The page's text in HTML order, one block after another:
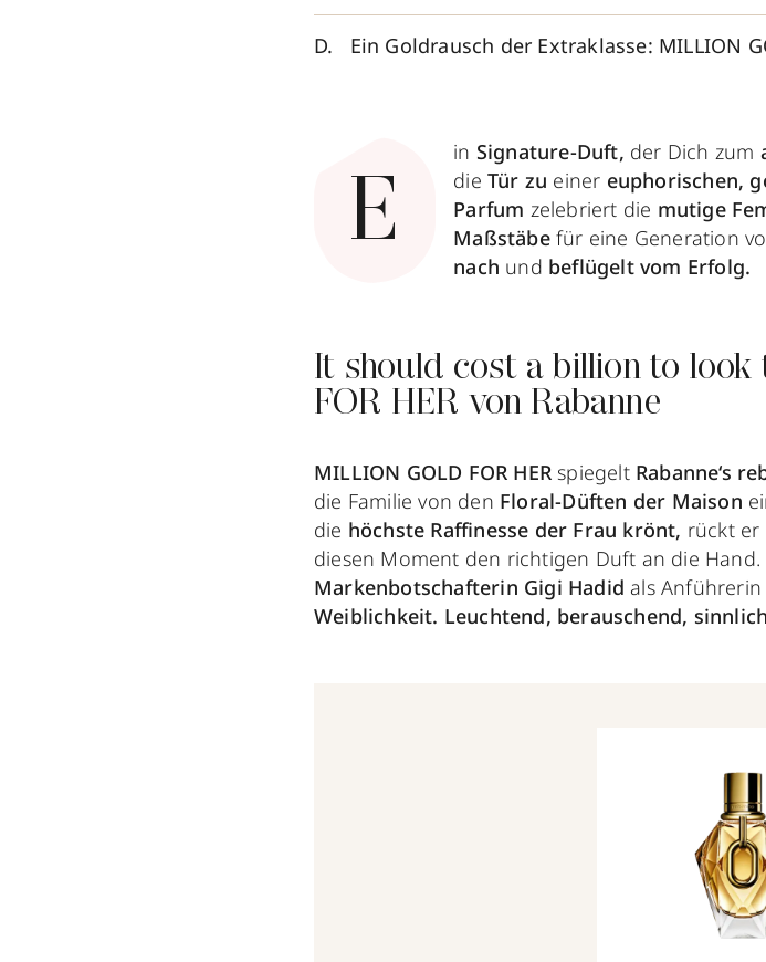
Ein Goldrausch der Extraklasse: MILLION
E
in Signature-Duft, der Dich zum
dieTür zu einer euphorischen,
Parfum zelebriert die mutige
Maßstäbefür eine Generation
nach und beflügelt vom Erfolg.
It should cost a billion to look
FOR HER von Rabanne
MILLION GOLD FOR HER spiegelt Rabanne‘s
die Familie von den Floral-Düften der Maison
die höchste Raffinesse der Frau krönt, rückt er
diesen Moment den richtigen Duft an die Hand.
Markenbotschafterin Gigi Hadid als
Weiblichkeit. Leuchtend, berauschend,